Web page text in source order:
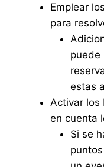
Emplear
para
puede
estas
Activar los
en cuenta
Si se